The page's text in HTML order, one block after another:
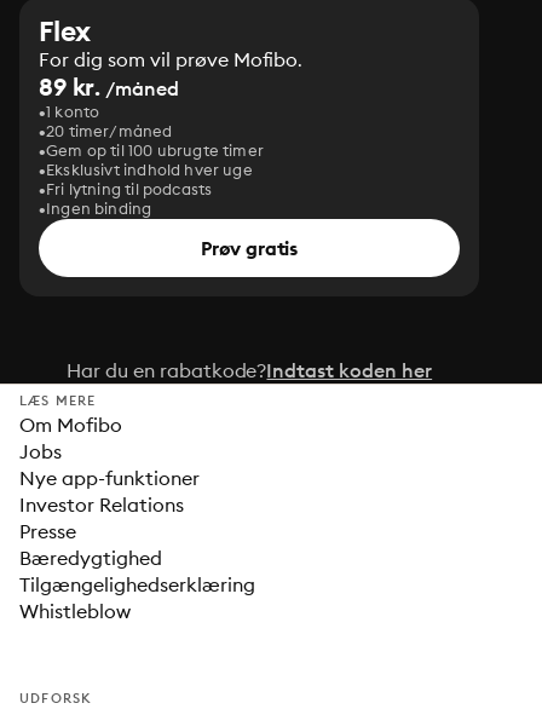
Flex
For dig som vil prøve Mofibo.
89 kr. /måned
1 konto
20 timer/måned
Gem op til 100 ubrugte timer
Eksklusivt indhold hver uge
Fri lytning til podcasts
Ingen binding
Prøv gratis
Har du en rabatkode?Indtast koden her
LÆS MERE
Om Mofibo
Jobs
Nye app-funktioner
Investor Relations
Presse
Bæredygtighed
Tilgængelighedserklæring
Whistleblow
UDFORSK